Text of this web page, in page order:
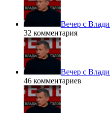
Вечер с
32 комментария
Вечер с
46 комментариев